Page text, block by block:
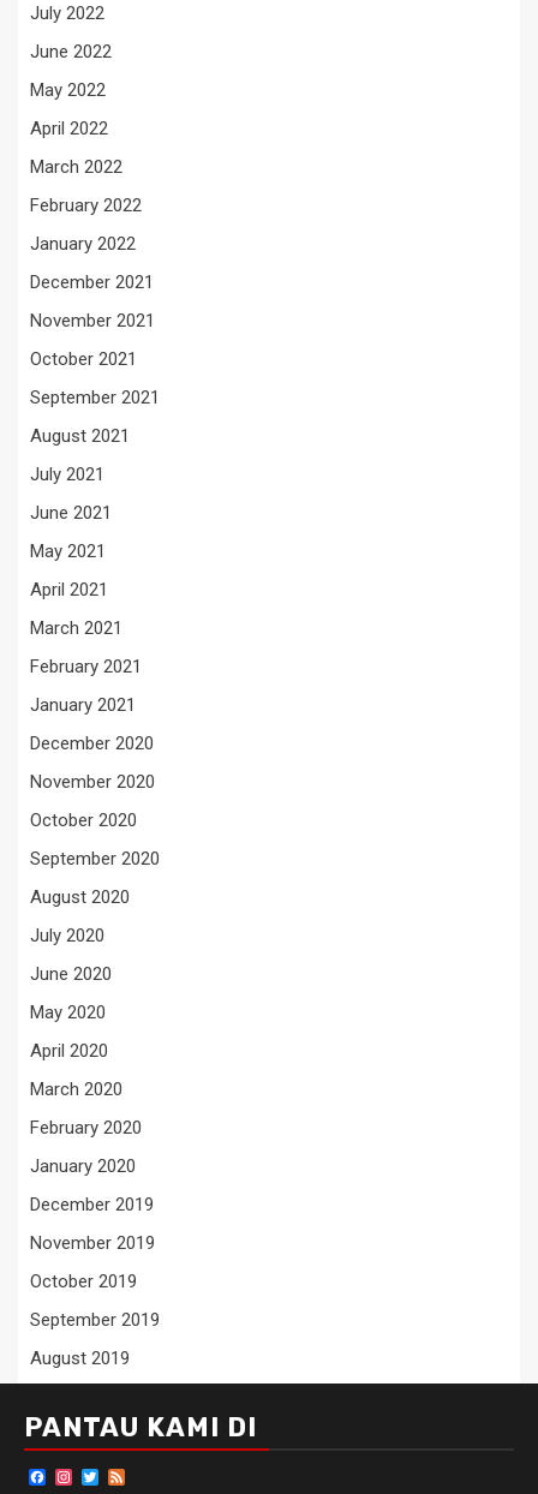
July 2022
June 2022
May 2022
April 2022
March 2022
February 2022
January 2022
December 2021
November 2021
October 2021
September 2021
August 2021
July 2021
June 2021
May 2021
April 2021
March 2021
February 2021
January 2021
December 2020
November 2020
October 2020
September 2020
August 2020
July 2020
June 2020
May 2020
April 2020
March 2020
February 2020
January 2020
December 2019
November 2019
October 2019
September 2019
August 2019
PANTAU KAMI DI
Facebook
Instagram
Twitter